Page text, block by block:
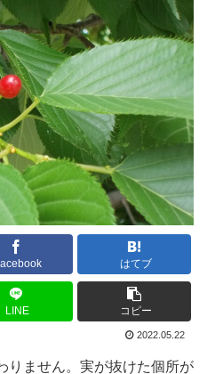
はてブ
LINE コピー
2022.05.22
りません。実が抜けた個所が